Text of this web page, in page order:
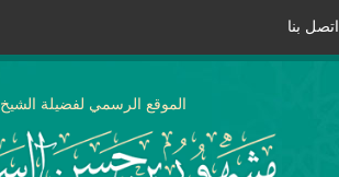
اتصل بنا
الموقع الرسمي لفضيلة الشيخ